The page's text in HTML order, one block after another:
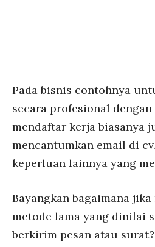
Pada bisnis contohnya
secara profesional
mendaftar kerja biasanya
mencantumkan email di
keperluan lainnya yang
Bayangkan bagaimana
metode lama yang dinilai
berkirim pesan atau surat?